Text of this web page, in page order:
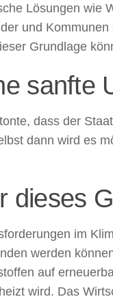
Lösungen wie
und
Grundlage
sanfte
dass der
dann wird es
dieses
im
werden
auf
wird. Das